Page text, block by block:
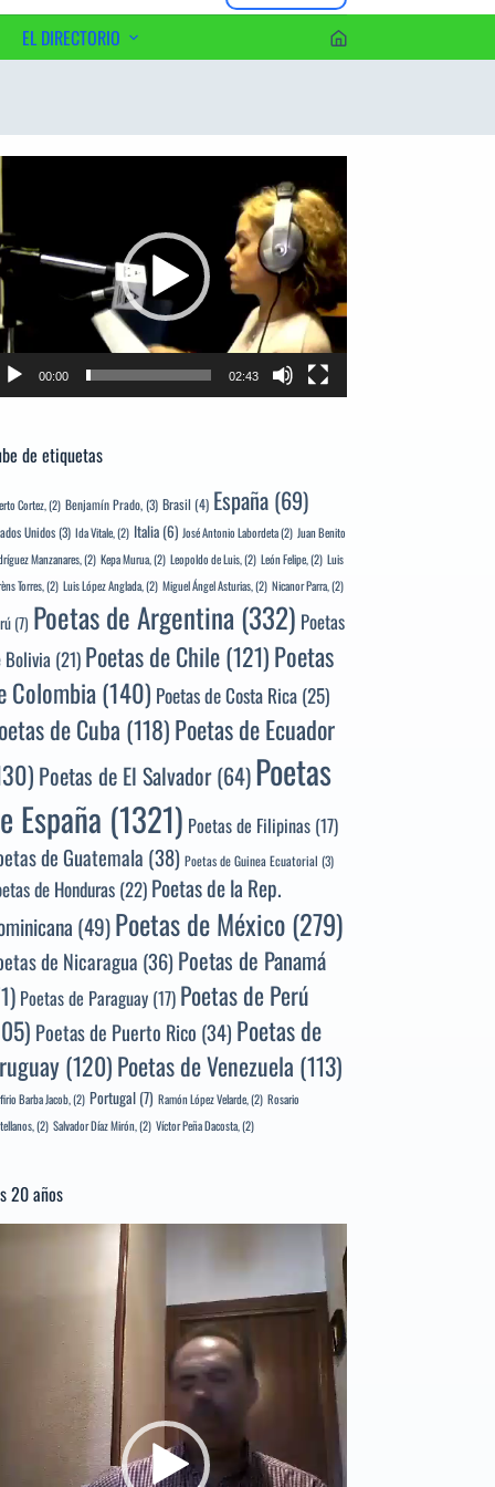
EL DIRECTORIO
00:00 02:43
de etiquetas
Cortez,(2) Benjamín Prado,(3) Brasil (4) España (69)
Unidos(3) Ida Vitale,(2) Italia (6) José Antonio Labordeta(2) Juan Benito
Manzanares,(2) Kepa Murua,(2) Leopoldo de Luis,(2) León Felipe,(2) Luis
Torres,(2) Luis López Anglada,(2) Miguel Ángel Asturias,(2) Nicanor Parra,(2)
(7) Poetas de Argentina(332) Poetas
Bolivia(21) Poetas de Chile(121)Poetas
Colombia(140) Poetas de Costa Rica(25)
de Cuba (118)Poetas de Ecuador
Poetas de El Salvador(64)Poetas
España (1321) Poetas de Filipinas (17)
de Guatemala (38) Poetas de Guinea Ecuatorial (3)
de Honduras(22) Poetas de la Rep.
(49)Poetas de México(279)
de Nicaragua (36) Poetas de Panamá
Poetas de Paraguay (17) Poetas de Perú
Poetas de Puerto Rico (34) Poetas de
(120)Poetas de Venezuela (113)
Barba Jacob,(2) Portugal (7) Ramón López Velarde,(2) Rosario
(2) Salvador Díaz Mirón,(2) Víctor Peña Dacosta,(2)
20 años